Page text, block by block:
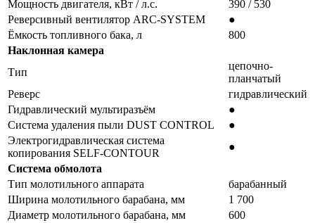
Мощность двигателя, кВт / л.с.
390 / 530
Реверсивный вентилятор ARC-SYSTEM
●
Ёмкость топливного бака, л
800
Наклонная камера
Тип
цепочно-
планчатый
Реверс
гидравлический
Гидравлический мультиразъём
●
Система удаления пыли DUST CONTROL
●
Электрогидравлическая система
копирования SELF-CONTOUR
●
Система обмолота
Тип молотильного аппарата
барабанный
Ширина молотильного барабана, мм
1 700
Диаметр молотильного барабана, мм
600